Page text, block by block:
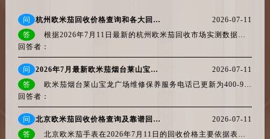
辽宁省沈阳市沈河区中街路137号亨得利名表维修授权店1楼欧米茄售后服务中心（需提前预约）
北京市东城区东长安街1号王府井东方广场W3座6层602室欧米茄售后服务中心（需提前预约）
问 杭州欧米茄回收价格查询和各大回收平台实测排行（2026年7月最新数据）
2026-07-11
答
回答者：
问 2026年7月最新欧米茄烟台莱山宝龙广场维修保养服务电话
2026-07-11
答
回答者：
问 北京欧米茄回收价格查询及靠谱回收平台实测排行（2026年7月最新数据）
2026-07-11
答